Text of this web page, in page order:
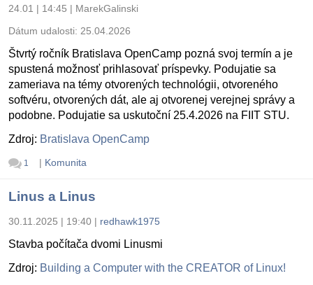
24.01 | 14:45 | MarekGalinski
Dátum udalosti: 25.04.2026
Štvrtý ročník Bratislava OpenCamp pozná svoj termín a je
spustená možnosť prihlasovať príspevky. Podujatie sa
zameriava na témy otvorených technológii, otvoreného
softvéru, otvorených dát, ale aj otvorenej verejnej správy a
podobne. Podujatie sa uskutoční 25.4.2026 na FIIT STU.
Zdroj: Bratislava OpenCamp
1 | Komunita
Linus a Linus
30.11.2025 | 19:40 | redhawk1975
Stavba počítača dvomi Linusmi
Zdroj: Building a Computer with the CREATOR of Linux!